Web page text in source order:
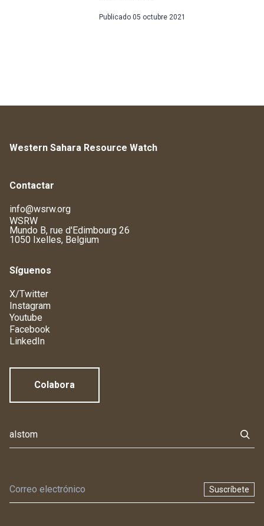
Publicado 05 octubre 2021
Western Sahara Resource Watch
Contactar
info@wsrw.org
WSRW
Mundo B, rue d'Edimbourg 26
1050 Ixelles, Belgium
Síguenos
X/Twitter
Instagram
Youtube
Facebook
LinkedIn
Colabora
Suscríbete